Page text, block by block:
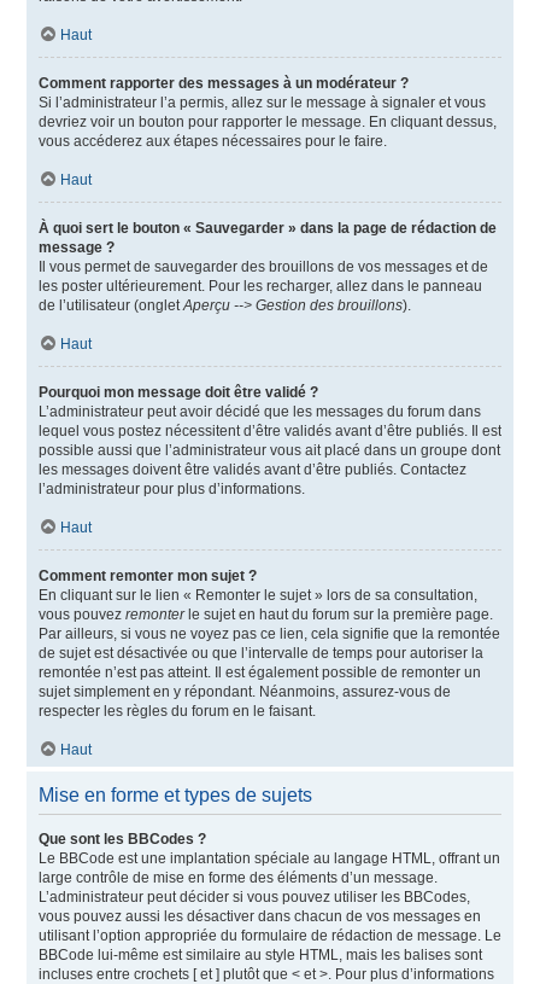
Haut
Comment rapporter des messages à un modérateur ?
Si l’administrateur l’a permis, allez sur le message à signaler et vous
devriez voir un bouton pour rapporter le message. En cliquant dessus,
vous accéderez aux étapes nécessaires pour le faire.
Haut
À quoi sert le bouton « Sauvegarder » dans la page de rédaction de
message ?
Il vous permet de sauvegarder des brouillons de vos messages et de
les poster ultérieurement. Pour les recharger, allez dans le panneau
de l’utilisateur (ongletAperçu --> Gestion des brouillons).
Haut
Pourquoi mon message doit être validé ?
L’administrateur peut avoir décidé que les messages du forum dans
lequel vous postez nécessitent d’être validés avant d’être publiés. Il est
possible aussi que l’administrateur vous ait placé dans un groupe dont
les messages doivent être validés avant d’être publiés. Contactez
l’administrateur pour plus d’informations.
Haut
Comment remonter mon sujet ?
En cliquant sur le lien « Remonter le sujet » lors de sa consultation,
vous pouvez remonterle sujet en haut du forum sur la première page.
Par ailleurs, si vous ne voyez pas ce lien, cela signifie que la remontée
de sujet est désactivée ou que l’intervalle de temps pour autoriser la
remontée n’est pas atteint. Il est également possible de remonter un
sujet simplement en y répondant. Néanmoins, assurez-vous de
respecter les règles du forum en le faisant.
Haut
Mise en forme et types de sujets
Que sont les BBCodes ?
Le BBCode est une implantation spéciale au langage HTML, offrant un
large contrôle de mise en forme des éléments d’un message.
L’administrateur peut décider si vous pouvez utiliser les BBCodes,
vous pouvez aussi les désactiver dans chacun de vos messages en
utilisant l’option appropriée du formulaire de rédaction de message. Le
BBCode lui-même est similaire au style HTML, mais les balises sont
incluses entre crochets [ et ] plutôt que < et >. Pour plus d’informations